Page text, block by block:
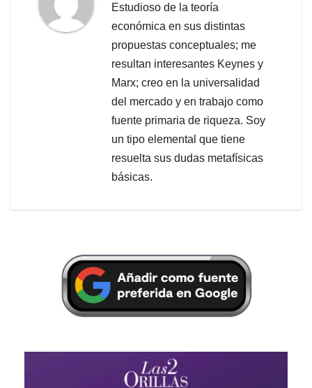
Estudioso de la teoría
económica en sus distintas
propuestas conceptuales; me
resultan interesantes Keynes y
Marx; creo en la universalidad
del mercado y en trabajo como
fuente primaria de riqueza. Soy
un tipo elemental que tiene
resuelta sus dudas metafísicas
básicas.